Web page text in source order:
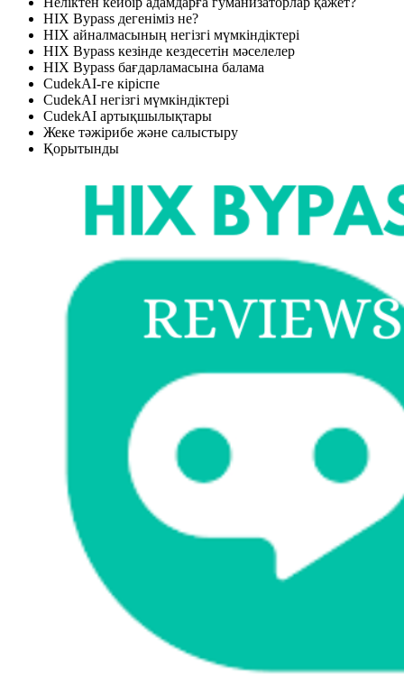
HIX Bypass дегеніміз не?
HIX айналмасының негізгі мүмкіндіктері
HIX Bypass кезінде кездесетін мәселелер
HIX Bypass бағдарламасына балама
CudekAI-ге кіріспе
CudekAI негізгі мүмкіндіктері
CudekAI артықшылықтары
Жеке тәжірибе және салыстыру
Қорытынды